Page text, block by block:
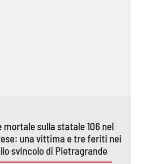
mortale sulla statale 106 nel
una vittima e tre feriti nei
svincolo di Pietragrande